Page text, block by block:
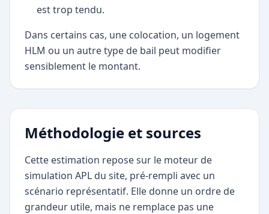
est trop tendu.
Dans certains cas, une colocation, un logement
HLM ou un autre type de bail peut modifier
sensiblement le montant.
Méthodologie et sources
Cette estimation repose sur le moteur de
simulation APL du site, pré-rempli avec un
scénario représentatif. Elle donne un ordre de
grandeur utile, mais ne remplace pas une